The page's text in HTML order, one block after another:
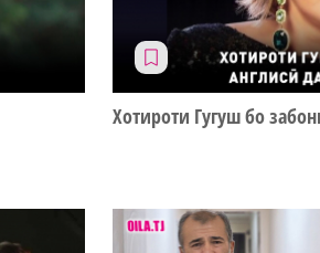
Хотироти Гугуш бо